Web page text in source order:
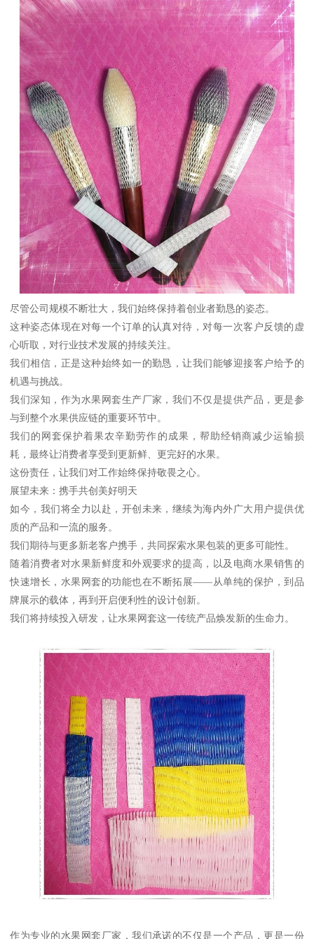
尽管公司规模不断壮大，我们始终保持着创业者勤恳的姿态。
这种姿态体现在对每一个订单的认真对待，对每一次客户反馈的虚
心听取，对行业技术发展的持续关注。
我们相信，正是这种始终如一的勤恳，让我们能够迎接客户给予的
机遇与挑战。
我们深知，作为水果网套生产厂家，我们不仅是提供产品，更是参
与到整个水果供应链的重要环节中。
我们的网套保护着果农辛勤劳作的成果，帮助经销商减少运输损
耗，最终让消费者享受到更新鲜、更完好的水果。
这份责任，让我们对工作始终保持敬畏之心。
展望未来：携手共创美好明天
如今，我们将全力以赴，开创未来，继续为海内外广大用户提供优
质的产品和一流的服务。
我们期待与更多新老客户携手，共同探索水果包装的更多可能性。
随着消费者对水果新鲜度和外观要求的提高，以及电商水果销售的
快速增长，水果网套的功能也在不断拓展——从单纯的保护，到品
牌展示的载体，再到开启便利性的设计创新。
我们将持续投入研发，让水果网套这一传统产品焕发新的生命力。
作为专业的水果网套厂家，我们承诺的不仅是一个产品，更是一份